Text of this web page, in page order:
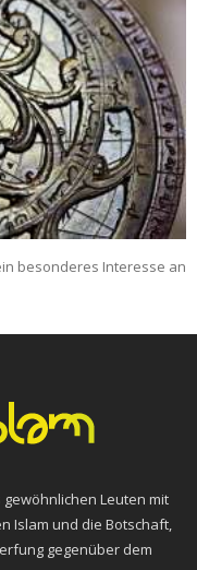
besonderes Interesse an
Leuten mit
Islam und die Botschaft,
gegenüber dem